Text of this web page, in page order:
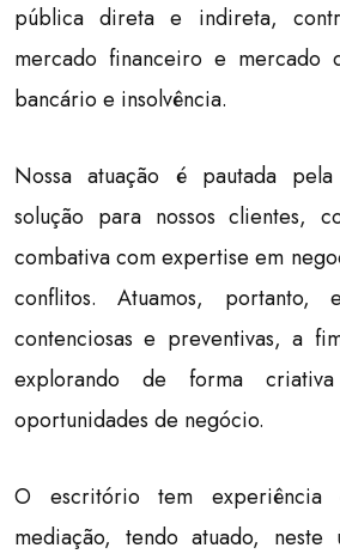
pública direta e indireta,
mercado financeiro e mercado
bancário e insolvência.
Nossa atuação é pautada
solução para nossos clientes,
combativa com expertise em
conflitos. Atuamos, portanto,
contenciosas e preventivas, a
explorando de forma
oportunidades de negócio.
O escritório tem experiência
mediação, tendo atuado, neste